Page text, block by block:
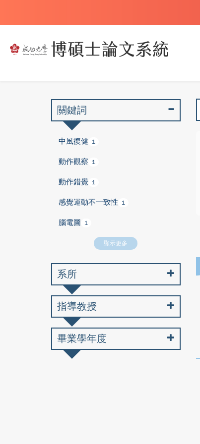
關鍵詞
中風復健 1
動作觀察 1
動作錯覺 1
感覺運動不一致性 1
腦電圖 1
顯示更多
系所
指導教授
畢業學年度